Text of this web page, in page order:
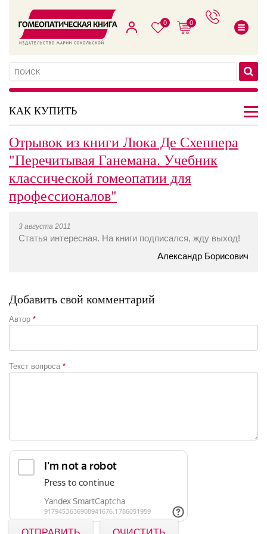
0 0
КАК КУПИТЬ
Отрывок из книги Люка Де Схеппера
"Перечитывая Ганемана. Учебник
классической гомеопатии для
профессионалов"
3 августа 2011
Статья интересная. На книги подписался, жду выход!
Александр Борисович
Добавить свой комментарий
Автор *
Текст вопроса *